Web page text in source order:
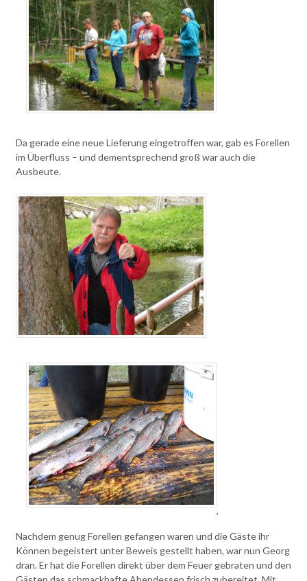
Da gerade eine neue Lieferung eingetroffen war, gab es Forellen
im Überfluss – und dementsprechend groß war auch die
Ausbeute.
,
Nachdem genug Forellen gefangen waren und die Gäste ihr
Können begeistert unter Beweis gestellt haben, war nun Georg
dran. Er hat die Forellen direkt über dem Feuer gebraten und den